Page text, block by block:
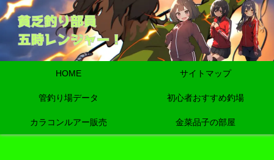
HOME サイトマップ
管釣り場データ 初心者おすすめ釣場
カラコンルアー販売 金菜品子の部屋